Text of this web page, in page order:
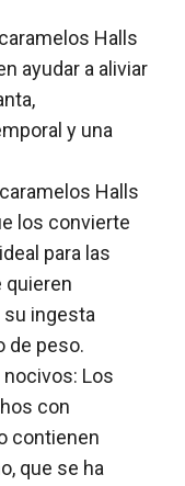
Halls
ayudar a aliviar
y una
Halls
los convierte
para las
quieren
ingesta
de peso.
Los
con
contienen
que se ha